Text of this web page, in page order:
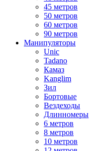
45 метров
50 метров
60 метров
90 метров
Манипуляторы
Unic
Tadano
Камаз
Kanglim
Зил
Бортовые
Вездеходы
Длинномеры
6 метров
8 метров
10 метров